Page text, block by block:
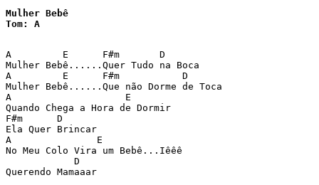
Mulher Bebê
Tom: A
A         E      F#m       D
Mulher Bebê......Quer Tudo na Boca
A         E      F#m           D
Mulher Bebê......Que não Dorme de Toca
A                    E
Quando Chega a Hora de Dormir
F#m      D
Ela Quer Brincar
A               E
No Meu Colo Vira um Bebê...Iêêê
            D
Querendo Mamaaar